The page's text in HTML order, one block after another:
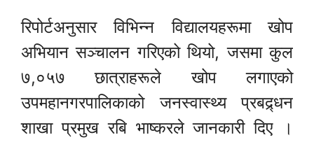
रिपोर्टअनुसार विभिन्न विद्यालयहरूमा खोप
अभियान सञ्चालन गरिएको थियो, जसमा कुल
७,०५७ छात्राहरूले खोप लगाएको
उपमहानगरपालिकाको जनस्वास्थ्य प्रबद्र्धन
शाखा प्रमुख रबि भाष्करले जानकारी दिए ।